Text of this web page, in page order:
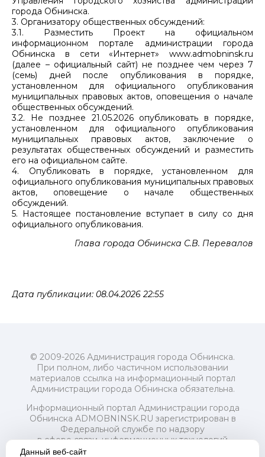
города Обнинска.
3. Организатору общественных обсуждений:
3.1. Разместить Проект на официальном
информационном портале администрации города
Обнинска в сети «Интернет» www.admobninsk.ru
(далее – официальный сайт) не позднее чем через 7
(семь) дней после опубликования в порядке,
установленном для официального опубликования
муниципальных правовых актов, оповещения о начале
общественных обсуждений.
3.2. Не позднее 21.05.2026 опубликовать в порядке,
установленном для официального опубликования
муниципальных правовых актов, заключение о
результатах общественных обсуждений и разместить
его на официальном сайте.
4. Опубликовать в порядке, установленном для
официального опубликования муниципальных правовых
актов, оповещение о начале общественных
обсуждений.
5. Настоящее постановление вступает в силу со дня
официального опубликования.
Глава города Обнинска С.В. Перевалов
Дата публикации: 08.04.2026 22:55
© 2009-2026 Администрация города Обнинска.
При полном, либо частичном использовании
материалов ссылка на информационный портал
Администрации города Обнинска обязательна.
Информационный портал Администрации города
Обнинска ADMOBNINSK.RU зарегистрирован в
Федеральной службе по надзору
в сфере связи, информационных технологий
и массовых коммуникаций (Роскомнадзор) 24 июля
Данный веб-сайт